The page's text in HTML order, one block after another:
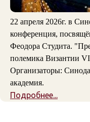
22 апреля 2026г. в
конференция,
Феодора Студита.
полемика Византии
Организаторы:
академия.
Подробнее...